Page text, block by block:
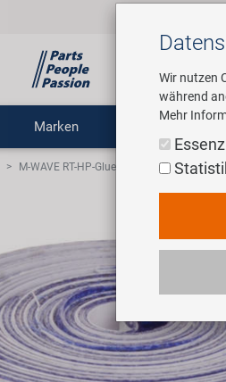
Marken
M-WAVE RT-HP-Glue Hochdruckfelgenband
Wir nutzen
während
Mehr